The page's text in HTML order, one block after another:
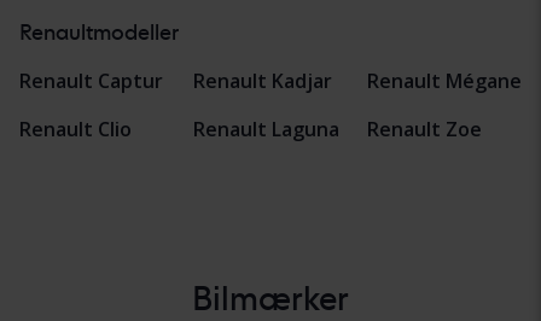
Renaultmodeller
Renault Captur
Renault Clio
Renault Kadjar
Renault Laguna
Renault Mégane
Renault Zoe
Bilmærker